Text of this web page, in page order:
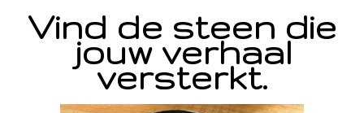
Vind de steen die
jouw verhaal
versterkt.